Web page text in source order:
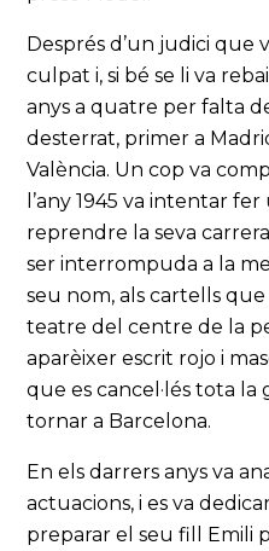
Després d’un judici que
culpat i, si bé se li va
anys a quatre per falta
desterrat, primer a
València. Un cop va
l’any 1945 va intentar
reprendre la seva
ser interrompuda a la
seu nom, als cartells
teatre del centre de la
aparèixer escrit rojo i
que es cancel·lés tota la
tornar a Barcelona.
En els darrers anys va
actuacions, i es va
preparar el seu fill Emili